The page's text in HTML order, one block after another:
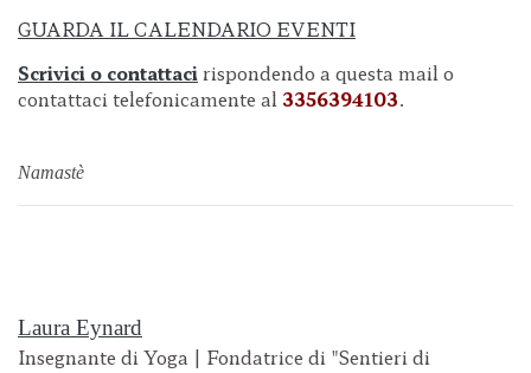
GUARDA IL CALENDARIO EVENTI
Scrivici o contattaci rispondendo a questa mail o
contattaci telefonicamente al 3356394103.
Namastè
Laura Eynard
Insegnante di Yoga | Fondatrice di "Sentieri di